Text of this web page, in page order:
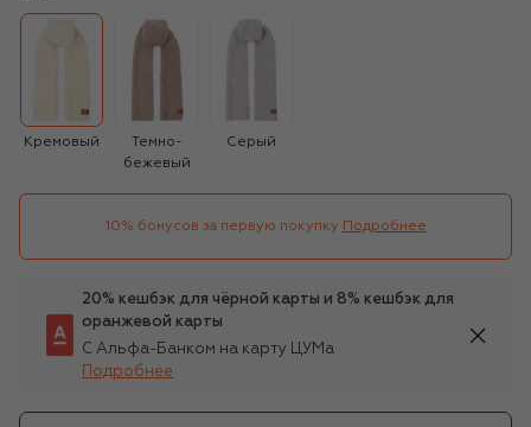
Кремовый
Темно-
бежевый
Серый
10% бонусов за первую покупку Подробнее
20% кешбэк для чёрной карты и 8% кешбэк для
оранжевой карты
С Альфа-Банком на карту ЦУМа
Подробнее